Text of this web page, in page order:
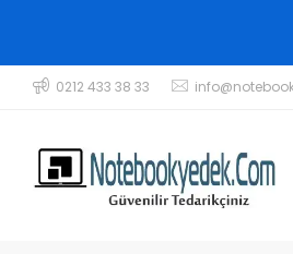
0212 433 38 33